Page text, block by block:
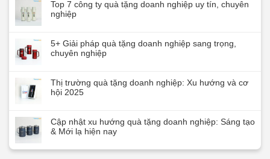
Top 7 công ty quà tặng doanh nghiệp uy tín, chuyên
nghiệp
5+ Giải pháp quà tặng doanh nghiệp sang trọng,
chuyên nghiệp
Thị trường quà tặng doanh nghiệp: Xu hướng và cơ
hội 2025
Cập nhật xu hướng quà tặng doanh nghiệp: Sáng tạo
& Mới lạ hiện nay